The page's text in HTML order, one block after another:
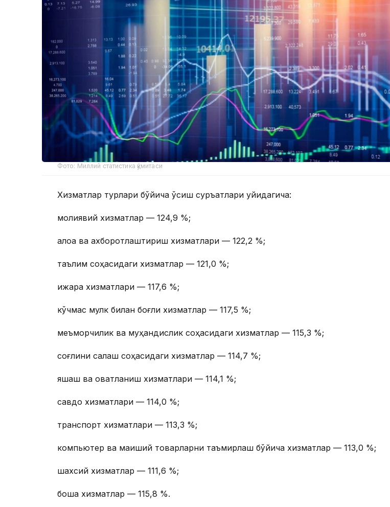
Фото: Миллий статистика қўмитаси
Хизматлар турлари бўйича ўсиш суръатлари қуйидагича:
молиявий хизматлар — 124,9 %;
алоқа ва ахборотлаштириш хизматлари — 122,2 %;
таълим соҳасидаги хизматлар — 121,0 %;
ижара хизматлари — 117,6 %;
кўчмас мулк билан боғлиқ хизматлар — 117,5 %;
меъморчилик ва муҳандислик соҳасидаги хизматлар — 115,3 %;
соғлиқни сақлаш соҳасидаги хизматлар — 114,7 %;
яшаш ва овқатланиш хизматлари — 114,1 %;
савдо хизматлари — 114,0 %;
транспорт хизматлари — 113,3 %;
компьютер ва маиший товарларни таъмирлаш бўйича хизматлар — 113,0 %;
шахсий хизматлар — 111,6 %;
бошқа хизматлар — 115,8 %.